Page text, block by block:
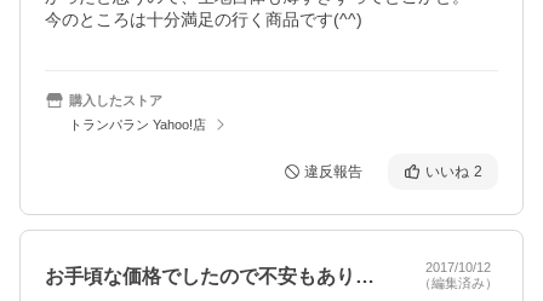
今のところは十分満足の行く商品です(^^)
購入したストア
トランパラン Yahoo!店
違反報告 いいね 2
お手頃な価格でしたので不安もありました…
2017/10/12
（編集済み）